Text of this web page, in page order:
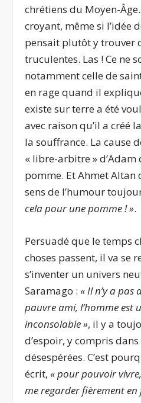
chrétiens du Moyen-
croyant, même si l’idée
pensait plutôt y trouver
truculentes. Las ! Ce ne
notamment celle de
en rage quand il
existe sur terre a été
avec raison qu’il a créé
la souffrance. La cause
« libre-arbitre »
pomme. Et Ahmet Altan
sens de l’humour
cela pour une pomme ! ».
Persuadé que le temps
choses passent, il va se
s’inventer un univers
Saramago :« Il n’y a
pauvre ami, l’homme est
inconsolable », il y a
d’espoir, y compris
désespérées. C’est
écrit,« pour pouvoir
meregarder fièrement en